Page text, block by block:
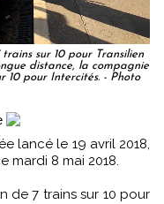
sur 10 pour Transilien
distance, la compagnie
10 pour Intercités. - Photo
mardi 8 mai 2018.
de 7 trains sur 10 pour